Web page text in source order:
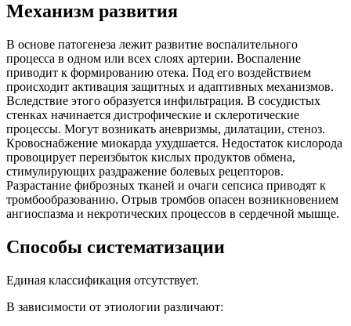
Механизм развития
В основе патогенеза лежит развитие воспалительного
процесса в одном или всех слоях артерии. Воспаление
приводит к формированию отека. Под его воздействием
происходит активация защитных и адаптивных механизмов.
Вследствие этого образуется инфильтрация. В сосудистых
стенках начинается дистрофические и склеротические
процессы. Могут возникать аневризмы, дилатации, стеноз.
Кровоснабжение миокарда ухудшается. Недостаток кислорода
провоцирует переизбыток кислых продуктов обмена,
стимулирующих раздражение болевых рецепторов.
Разрастание фиброзных тканей и очаги сепсиса приводят к
тромбообразованию. Отрыв тромбов опасен возникновением
ангиоспазма и некротических процессов в сердечной мышце.
Способы систематизации
Единая классификация отсутствует.
В зависимости от этиологии различают: